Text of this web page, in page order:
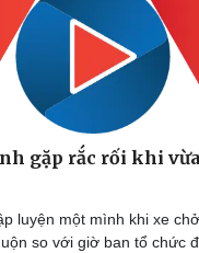
gặp rắc rối khi
luyện một mình khi xe
so với giờ ban tổ chức